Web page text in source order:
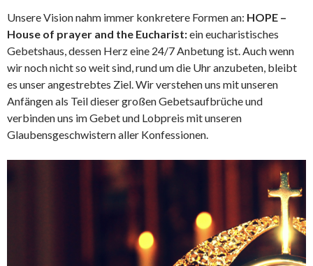
Unsere Vision nahm immer konkretere Formen an: HOPE –
House of prayer and the Eucharist:ein eucharistisches
Gebetshaus, dessen Herz eine 24/7 Anbetung ist. Auch wenn
wir noch nicht so weit sind, rund um die Uhr anzubeten, bleibt
es unser angestrebtes Ziel. Wir verstehen uns mit unseren
Anfängen als Teil dieser großen Gebetsaufbrüche und
verbinden uns im Gebet und Lobpreis mit unseren
Glaubensgeschwistern aller Konfessionen.